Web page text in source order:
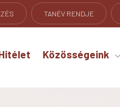
TANÉV RENDJE
Közösségeink